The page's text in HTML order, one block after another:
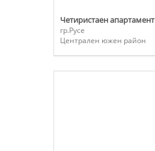
Четиристаен апартамент
гр.Русе
Централен южен район